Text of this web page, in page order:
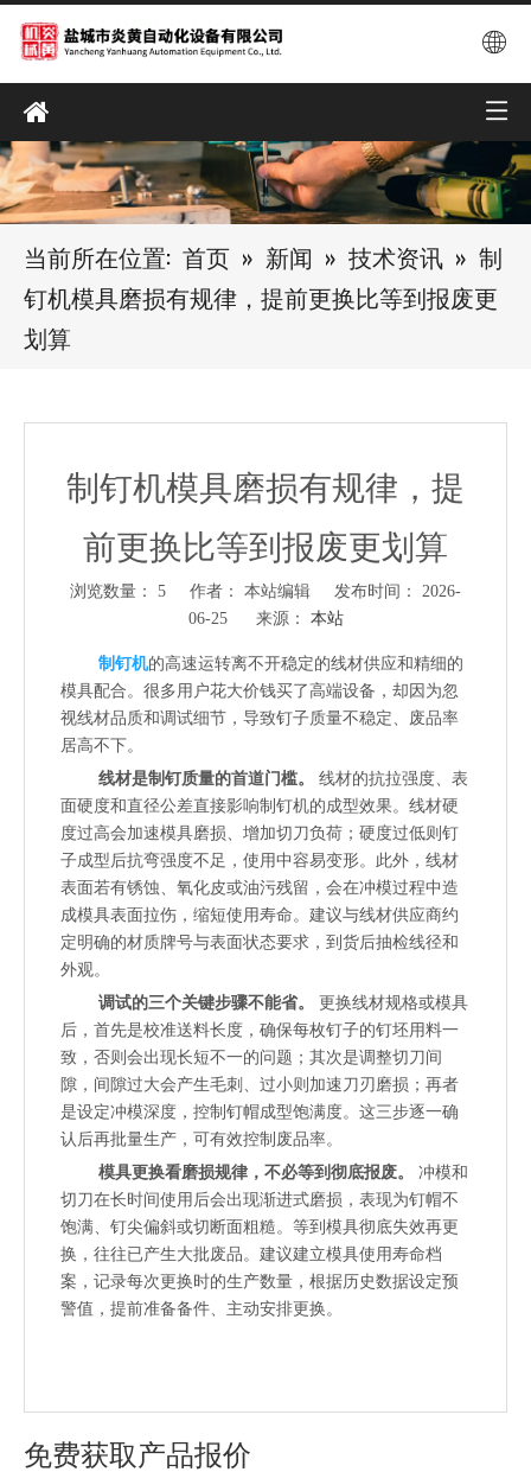
当前所在位置: 首页 » 新闻 » 技术资讯 » 制
钉机模具磨损有规律，提前更换比等到报废更
划算
制钉机模具磨损有规律，提
前更换比等到报废更划算
浏览数量： 5 作者： 本站编辑 发布时间： 2026-
06-25 来源： 本站
["wechat","weibo","qzone","douban","email"]
制钉机的高速运转离不开稳定的线材供应和精细的
模具配合。很多用户花大价钱买了高端设备，却因为忽
视线材品质和调试细节，导致钉子质量不稳定、废品率
居高不下。
线材是制钉质量的首道门槛。
线材的抗拉强度、表
面硬度和直径公差直接影响制钉机的成型效果。线材硬
度过高会加速模具磨损、增加切刀负荷；硬度过低则钉
子成型后抗弯强度不足，使用中容易变形。此外，线材
表面若有锈蚀、氧化皮或油污残留，会在冲模过程中造
成模具表面拉伤，缩短使用寿命。建议与线材供应商约
定明确的材质牌号与表面状态要求，到货后抽检线径和
外观。
调试的三个关键步骤不能省。
更换线材规格或模具
后，首先是校准送料长度，确保每枚钉子的钉坯用料一
致，否则会出现长短不一的问题；其次是调整切刀间
隙，间隙过大会产生毛刺、过小则加速刀刃磨损；再者
是设定冲模深度，控制钉帽成型饱满度。这三步逐一确
认后再批量生产，可有效控制废品率。
模具更换看磨损规律，不必等到彻底报废。
冲模和
切刀在长时间使用后会出现渐进式磨损，表现为钉帽不
饱满、钉尖偏斜或切断面粗糙。等到模具彻底失效再更
换，往往已产生大批废品。建议建立模具使用寿命档
案，记录每次更换时的生产数量，根据历史数据设定预
警值，提前准备备件、主动安排更换。
免费获取产品报价